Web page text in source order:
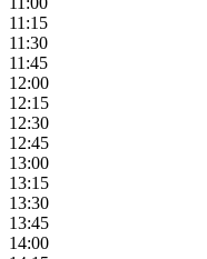
11:15
11:30
11:45
12:00
12:15
12:30
12:45
13:00
13:15
13:30
13:45
14:00